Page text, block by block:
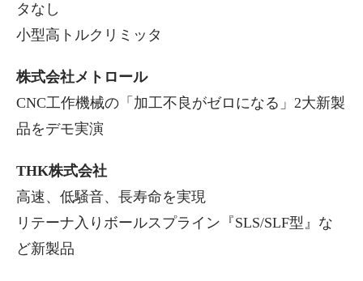
タなし
小型高トルクリミッタ
株式会社メトロール
CNC工作機械の「加工不良がゼロになる」2大新製
品をデモ実演
THK株式会社
高速、低騒音、長寿命を実現
リテーナ入りボールスプライン『SLS/SLF型』な
ど新製品